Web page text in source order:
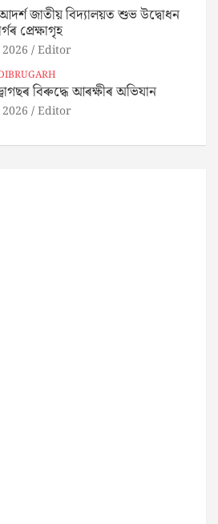
জাতীয় বিদ্যালয়ত শুভ উদ্বোধন
প্ৰেক্ষাগৃহ
Editor
বিৰুদ্ধে আৰক্ষীৰ অভিযান
Editor